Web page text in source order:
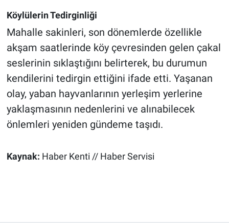
Köylülerin Tedirginliği
Mahalle sakinleri, son dönemlerde özellikle
akşam saatlerinde köy çevresinden gelen çakal
seslerinin sıklaştığını belirterek, bu durumun
kendilerini tedirgin ettiğini ifade etti. Yaşanan
olay, yaban hayvanlarının yerleşim yerlerine
yaklaşmasının nedenlerini ve alınabilecek
önlemleri yeniden gündeme taşıdı.
Kaynak: Haber Kenti // Haber Servisi